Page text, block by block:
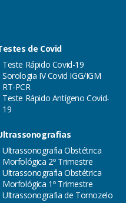
de Covid
Teste Rápido Covid-19
Sorologia IV Covid IGG/IGM
RT-PCR
Teste Rápido Antígeno Covid-
19
Ultrassonografia Obstétrica
Morfológica 2º Trimestre
Ultrassonografia Obstétrica
Morfológica 1º Trimestre
Ultrassonografia de Tornozelo